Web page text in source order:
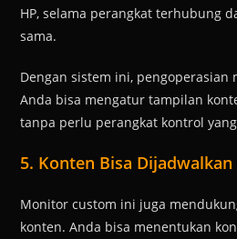
HP, selama perangkat terhubung
sama.
Dengan sistem ini, pengoperasian
Anda bisa mengatur tampilan
tanpa perlu perangkat kontrol
5. Konten Bisa
Monitor custom ini juga
konten. Anda bisa menentukan